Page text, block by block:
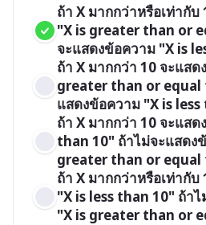
ถ้า X มากกว่าหรือเท่ากั
"X is greater than or
จะแสดงข้อความ "X is
ถ้า X มากกว่า 10 จะแส
greater than or equal
แสดงข้อความ "X is
ถ้า X มากกว่า 10 จะแส
than 10" ถ้าไม่จะแสดง
greater than or equal
ถ้า X มากกว่าหรือเท่ากั
"X is less than 10" ถ้า
"X is greater than or